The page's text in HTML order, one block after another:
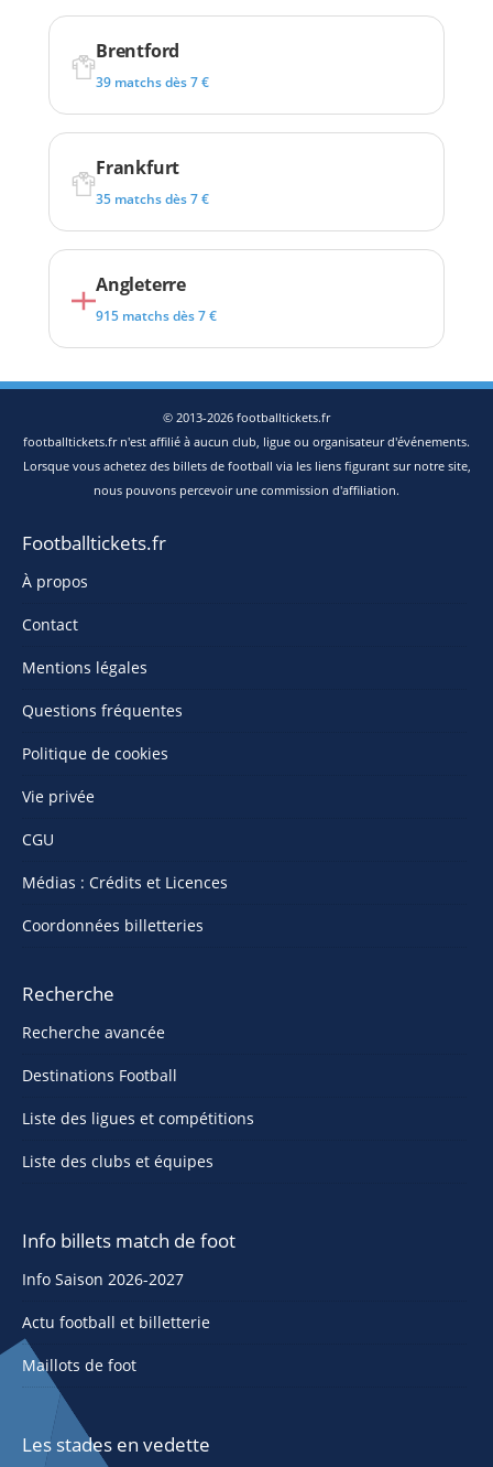
Brentford
39 matchs dès 7 €
Frankfurt
35 matchs dès 7 €
Angleterre
915 matchs dès 7 €
© 2013-2026 footballtickets.fr
footballtickets.fr n'est affilié à aucun club, ligue ou organisateur d'événements.
Lorsque vous achetez des billets de football via les liens figurant sur notre site,
nous pouvons percevoir une commission d'affiliation.
Footballtickets.fr
À propos
Contact
Mentions légales
Questions fréquentes
Politique de cookies
Vie privée
CGU
Médias : Crédits et Licences
Coordonnées billetteries
Recherche
Recherche avancée
Destinations Football
Liste des ligues et compétitions
Liste des clubs et équipes
Info billets match de foot
Info Saison 2026-2027
Actu football et billetterie
Maillots de foot
Les stades en vedette